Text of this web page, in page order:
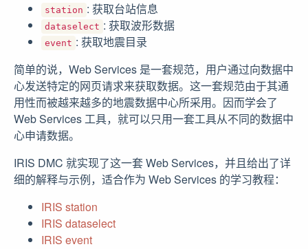
station : 获取台站信息
dataselect : 获取波形数据
event : 获取地震目录
简单的说，Web Services 是一套规范，用户通过向数据中
心发送特定的网页请求来获取数据。这一套规范由于其通
用性而被越来越多的地震数据中心所采用。因而学会了
Web Services 工具，就可以只用一套工具从不同的数据中
心申请数据。
IRIS DMC 就实现了这一套 Web Services，并且给出了详
细的解释与示例，适合作为 Web Services 的学习教程：
IRIS station
IRIS dataselect
IRIS event